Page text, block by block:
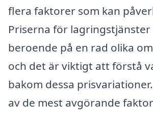
flera faktorer som kan
Priserna för lagringstjänster
beroende på en rad olika
och det är viktigt att förstå
bakom dessa
av de mest avgörande